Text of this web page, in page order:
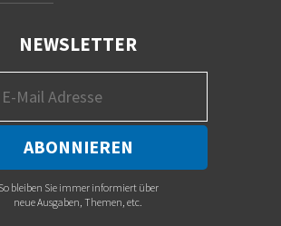
NEWSLETTER
So bleiben Sie immer informiert über
neue Ausgaben, Themen, etc.